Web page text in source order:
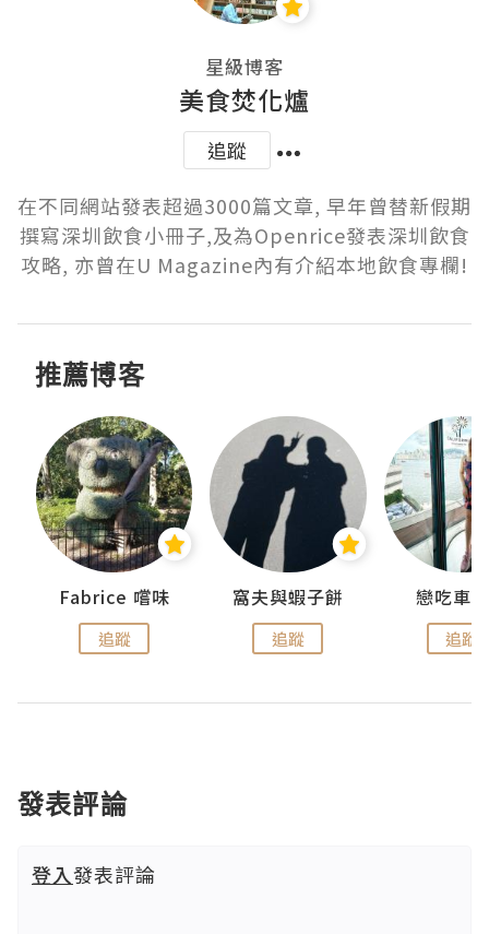
星級博客
美食焚化爐
追蹤
在不同網站發表超過3000篇文章, 早年曾替新假期
撰寫深圳飲食小冊子,及為Openrice發表深圳飲食
攻略, 亦曾在U Magazine內有介紹本地飲食專欄!
推薦博客
Fabrice 嚐味
追蹤
窩夫與蝦子餅
追蹤
戀吃車
追蹤
發表評論
登入發表評論